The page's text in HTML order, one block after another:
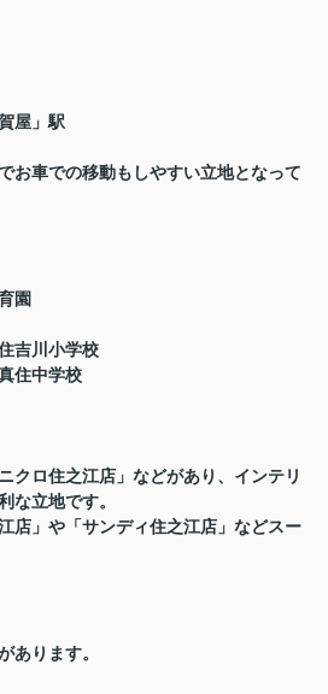
屋」駅
お車での移動もしやすい立地となって
園
吉川小学校
住中学校
クロ住之江店」などがあり、インテリ
な立地です。
店」や「サンディ住之江店」などスー
あります。